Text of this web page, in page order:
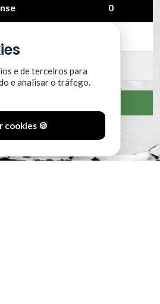
0
e de terceiros para
e analisar o tráfego.
cookies 🍪